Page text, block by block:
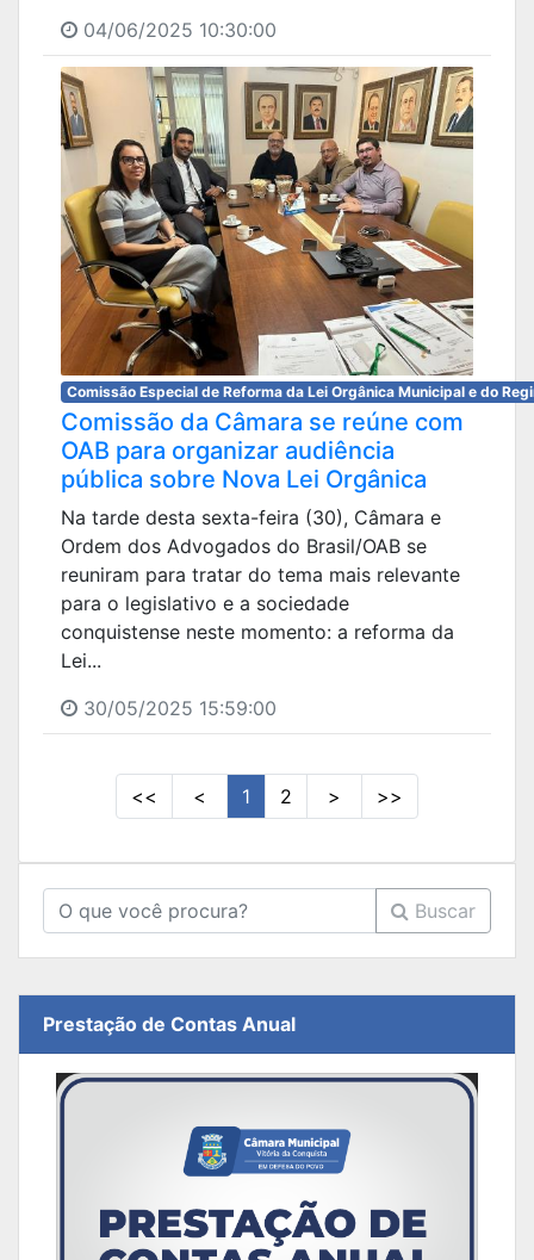
04/06/2025 10:30:00
Comissão Especial de Reforma da Lei Orgânica Municipal e do
Comissão da Câmara se reúne com
OAB para organizar audiência
pública sobre Nova Lei Orgânica
Na tarde desta sexta-feira (30), Câmara e
Ordem dos Advogados do Brasil/OAB se
reuniram para tratar do tema mais relevante
para o legislativo e a sociedade
conquistense neste momento: a reforma da
Lei...
30/05/2025 15:59:00
<< < 1 2 > >>
Buscar
Prestação de Contas Anual